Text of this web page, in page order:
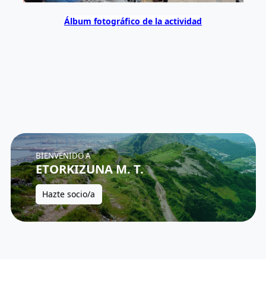
Álbum fotográfico de la actividad
BIENVENIDO A
ETORKIZUNA M. T.
Hazte socio/a